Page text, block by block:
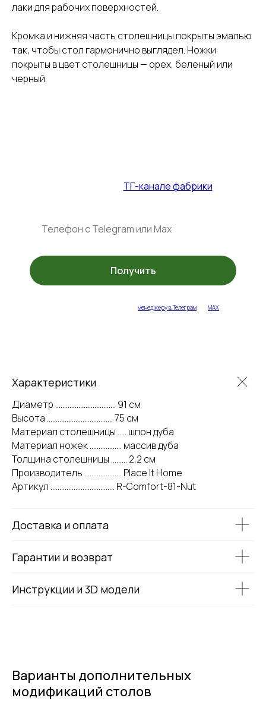
лаки для рабочих поверхностей.
Кромка и нижняя часть столешницы покрыты эмалью
так, чтобы стол гармонично выглядел. Ножки
покрыты в цвет столешницы — орех, беленый или
черный.
ТГ-канале фабрики
Получить
менеджеру в Телеграм MAX
Характеристики
Диаметр .................................. 91 см
Высота ..................................... 75 см
Материал столешницы ..... шпон дуба
Материал ножек .................. массив дуба
Толщина столешницы ......... 2,2 см
Производитель ..................... Place It Home
Артикул .................................... R-Comfort-81-Nut
Доставка и оплата
Гарантии и возврат
Инструкции и 3D модели
Варианты дополнительных
модификаций столов